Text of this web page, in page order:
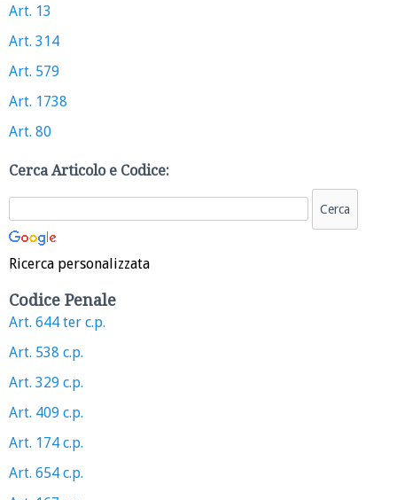
Art. 13
Art. 314
Art. 579
Art. 1738
Art. 80
Cerca Articolo e Codice:
Ricerca personalizzata
Codice Penale
Art. 644 ter c.p.
Art. 538 c.p.
Art. 329 c.p.
Art. 409 c.p.
Art. 174 c.p.
Art. 654 c.p.